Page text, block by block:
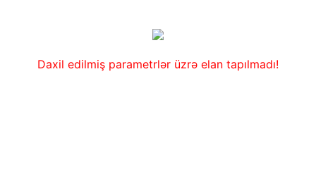
Daxil edilmiş parametrlər üzrə elan tapılmadı!